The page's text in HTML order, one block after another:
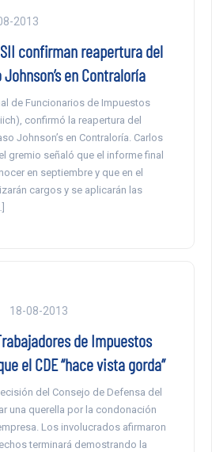
2013
confirman reapertura del
en Contraloría
de Funcionarios de Impuestos
confirmó la reapertura del
Johnson’s en Contraloría. Carlos
gremio señaló que el informe final
en septiembre y que en el
cargos y se aplicarán las
18-08-2013
de Impuestos
el CDE “hace vista gorda”
del Consejo de Defensa del
una querella por la condonación
Los involucrados afirmaron
terminará demostrando la